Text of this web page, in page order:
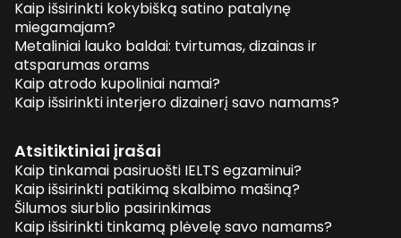
Kaip išsirinkti kokybišką satino patalynę
miegamajam?
Metaliniai lauko baldai: tvirtumas, dizainas ir
atsparumas orams
Kaip atrodo kupoliniai namai?
Kaip išsirinkti interjero dizainerį savo namams?
Atsitiktiniai įrašai
Kaip tinkamai pasiruošti IELTS egzaminui?
Kaip išsirinkti patikimą skalbimo mašiną?
Šilumos siurblio pasirinkimas
Kaip išsirinkti tinkamą plėvelę savo namams?